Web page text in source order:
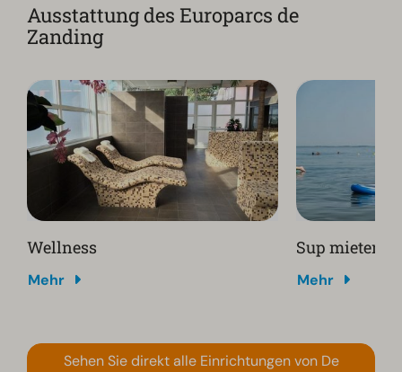
Ausstattung des Europarcs de
Zanding
Wellness
Mehr
Sup mieten
Mehr
Sehen Sie direkt alle Einrichtungen von De